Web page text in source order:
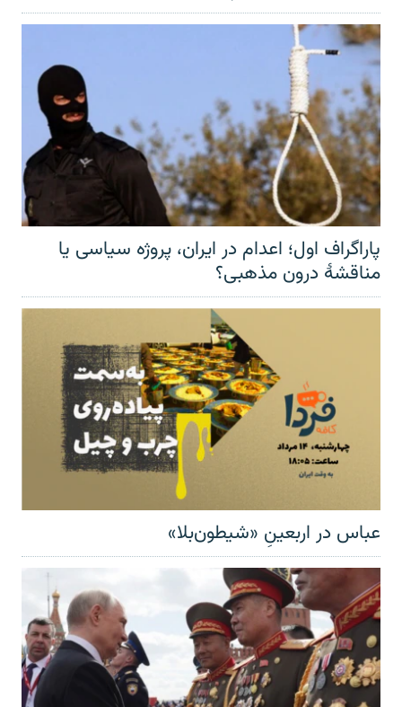
پاراگراف اول؛ اعدام در ایران، پروژه سیاسی یا
مناقشهٔ درون مذهبی؟
عباس در اربعینِ «شیطون‌بلا»